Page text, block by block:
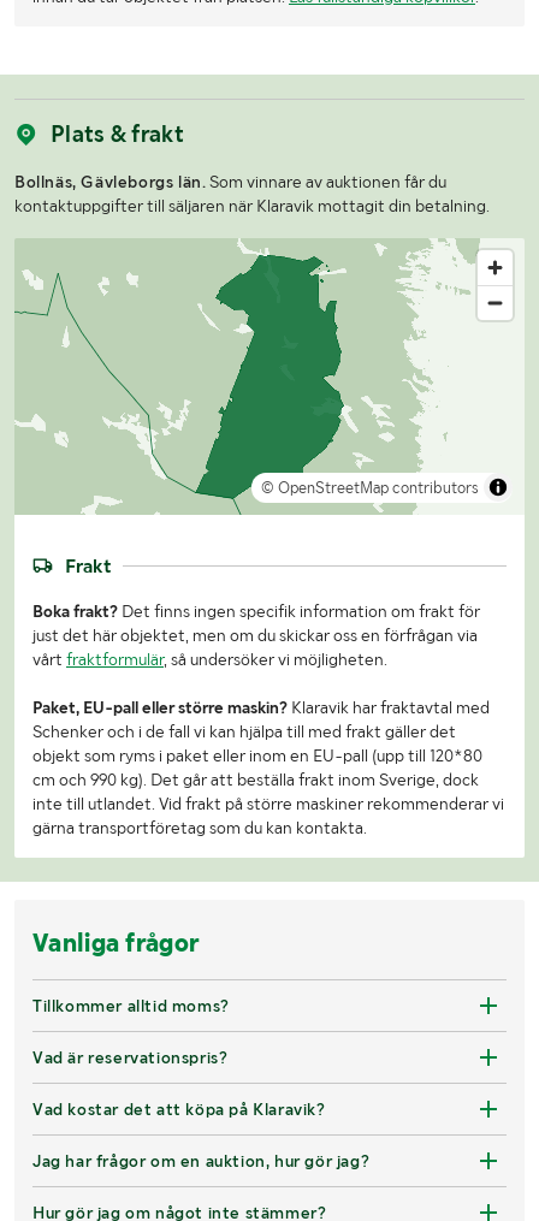
Plats & frakt
Bollnäs, Gävleborgs län. Som vinnare av auktionen får du
kontaktuppgifter till säljaren när Klaravik mottagit din betalning.
© OpenStreetMap contributors
Frakt
Boka frakt? Det finns ingen specifik information om frakt för
just det här objektet, men om du skickar oss en förfrågan via
vårt fraktformulär, så undersöker vi möjligheten.
Paket, EU-pall eller större maskin? Klaravik har fraktavtal med
Schenker och i de fall vi kan hjälpa till med frakt gäller det
objekt som ryms i paket eller inom en EU-pall (upp till 120*80
cm och 990 kg). Det går att beställa frakt inom Sverige, dock
inte till utlandet. Vid frakt på större maskiner rekommenderar vi
gärna transportföretag som du kan kontakta.
Vanliga frågor
Tillkommer alltid moms?
Vad är reservationspris?
Vad kostar det att köpa på Klaravik?
Jag har frågor om en auktion, hur gör jag?
Hur gör jag om något inte stämmer?